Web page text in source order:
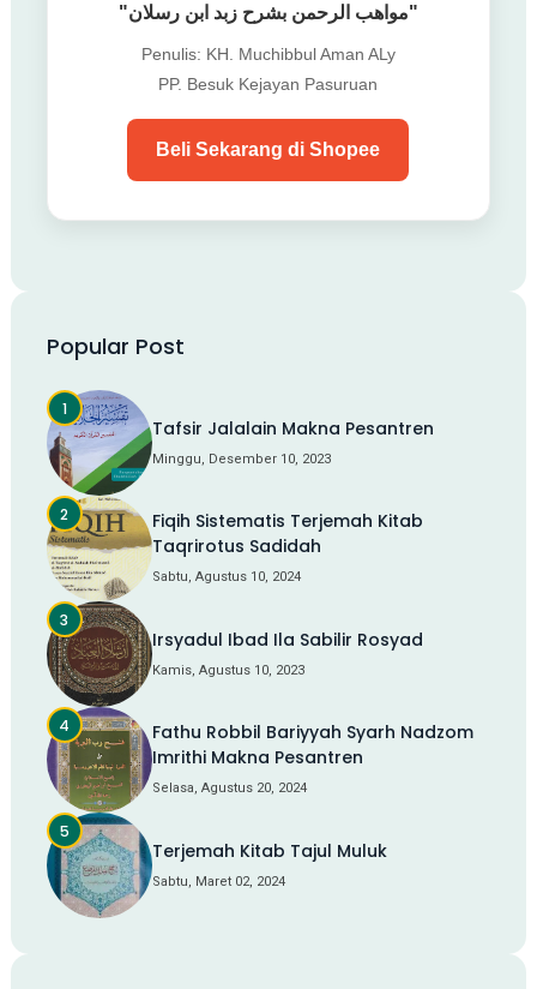
"مواهب الرحمن بشرح زبد ابن رسلان"
Penulis: KH. Muchibbul Aman ALy
PP. Besuk Kejayan Pasuruan
Beli Sekarang di Shopee
Popular Post
Tafsir Jalalain Makna Pesantren
Minggu, Desember 10, 2023
Fiqih Sistematis Terjemah Kitab
Taqrirotus Sadidah
Sabtu, Agustus 10, 2024
Irsyadul Ibad Ila Sabilir Rosyad
Kamis, Agustus 10, 2023
Fathu Robbil Bariyyah Syarh Nadzom
Imrithi Makna Pesantren
Selasa, Agustus 20, 2024
Terjemah Kitab Tajul Muluk
Sabtu, Maret 02, 2024